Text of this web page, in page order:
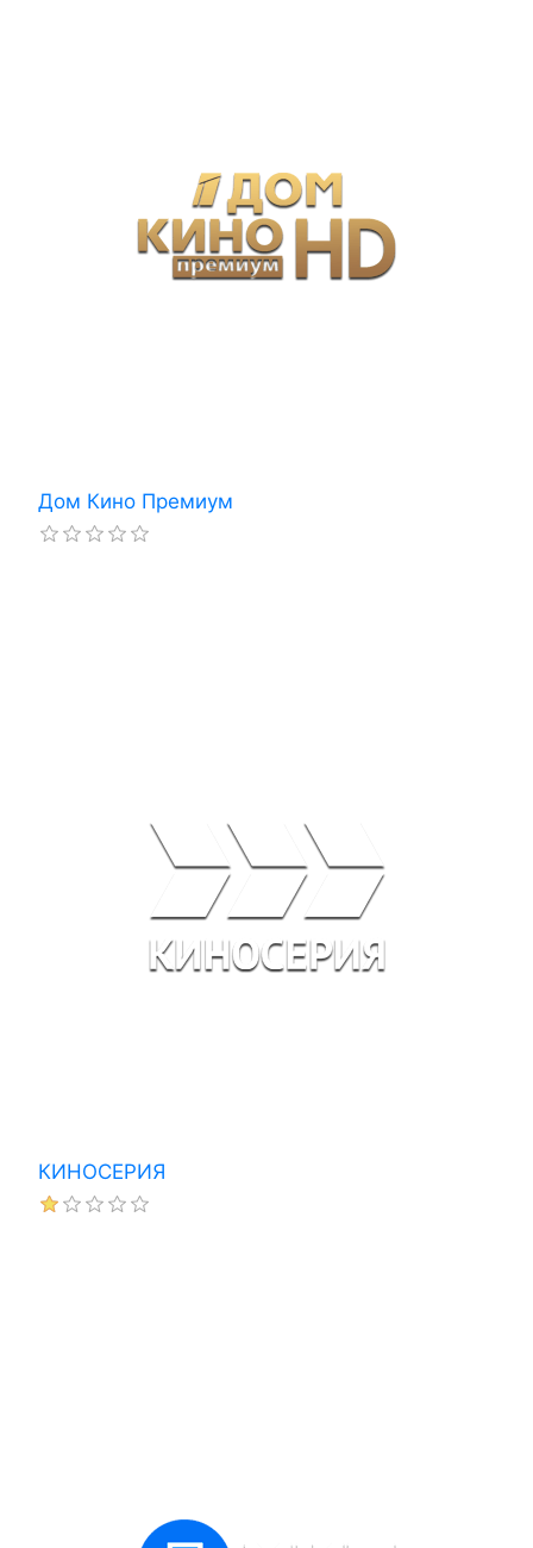
Дом Кино Премиум
КИНОСЕРИЯ